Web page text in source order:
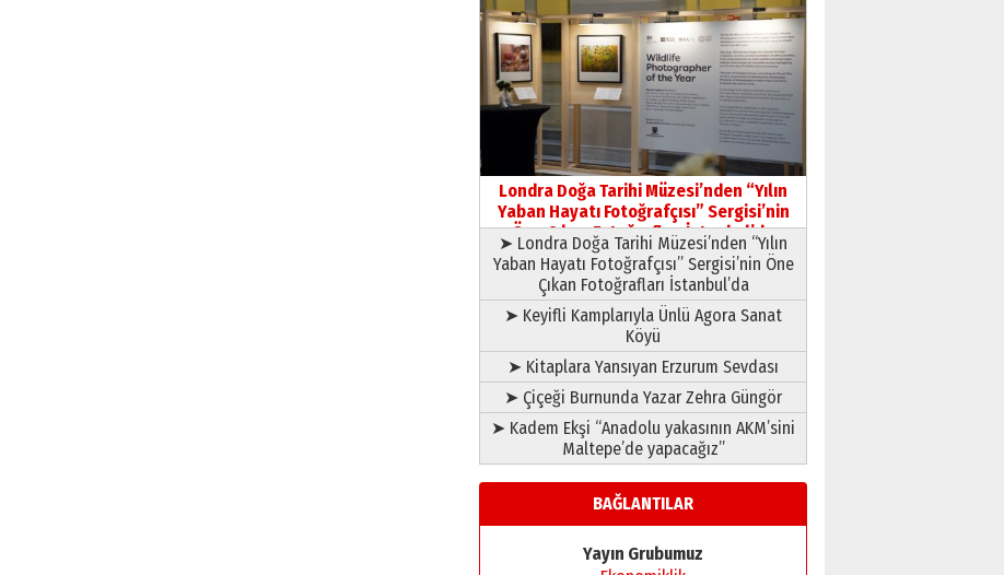
Yıldırım Gündoğdu
HAVVA’NIN ÜÇ KIZI
09 Temmuz 2026 Perşembe
Yusuf POLAT
Şampiyonluk Sebahattin
Şirin’e yazar
11 Mayıs 2026 Pazartesi
Londra Doğa Tarihi Müzesi’nden “Yılın
Yaban Hayatı Fotoğrafçısı” Sergisi’nin
Öne Çıkan Fotoğrafları İstanbul’da
➤ Londra Doğa Tarihi Müzesi’nden “Yılın
Yaban Hayatı Fotoğrafçısı” Sergisi’nin Öne
Çıkan Fotoğrafları İstanbul’da
➤ Keyifli Kamplarıyla Ünlü Agora Sanat
Köyü
➤ Kitaplara Yansıyan Erzurum Sevdası
➤ Çiçeği Burnunda Yazar Zehra Güngör
➤ Kadem Ekşi “Anadolu yakasının AKM’sini
Maltepe’de yapacağız”
BAĞLANTILAR
Yayın Grubumuz